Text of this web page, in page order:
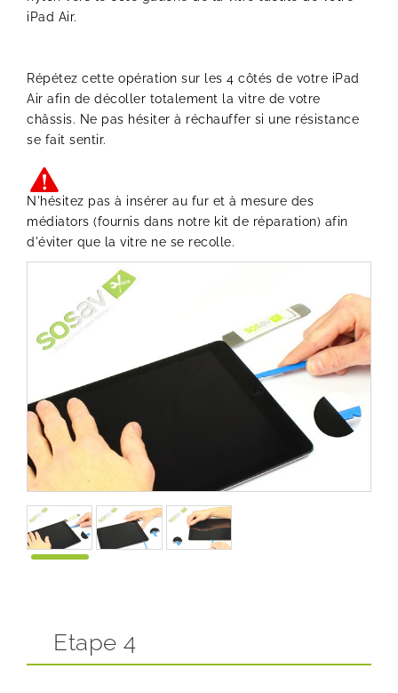
iPad Air.
Répétez cette opération sur les 4 côtés de votre iPad
Air afin de décoller totalement la vitre de votre
châssis. Ne pas hésiter à réchauffer si une résistance
se fait sentir.
N'hésitez pas à insérer au fur et à mesure des
médiators (fournis dans notre kit de réparation) afin
d'éviter que la vitre ne se recolle.
Etape 4